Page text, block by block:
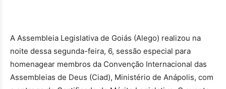
A Assembleia Legislativa de Goiás (Alego) realizou na
noite dessa segunda-feira, 6, sessão especial para
homenagear membros da Convenção Internacional das
Assembleias de Deus (Ciad), Ministério de Anápolis, com